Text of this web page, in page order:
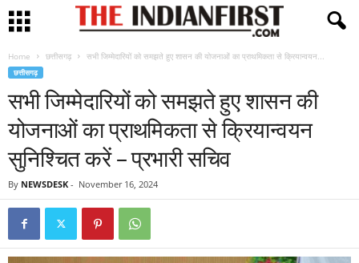
Home छत्तीसगढ़ सभी जिम्मेदारियों को समझते हुए शासन की योजनाओं का प्राथमिकता से क्रियान्वयन...
छत्तीसगढ़
सभी जिम्मेदारियों को समझते हुए शासन की
योजनाओं का प्राथमिकता से क्रियान्वयन
सुनिश्चित करें – प्रभारी सचिव
By NEWSDESK - November 16, 2024